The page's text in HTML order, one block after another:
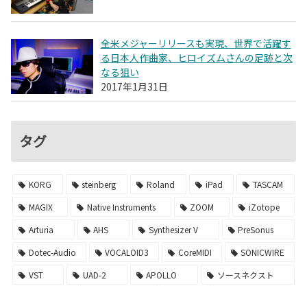
全米メジャーリリースも実現、世界で活躍す
る日本人作曲家、ヒロイズムさんの足跡と次
なる狙い
2017年1月31日
タグ
KORG steinberg Roland iPad
TASCAM
MAGIX
Native Instruments ZOOM
iZotope
Arturia
AHS Synthesizer V
PreSonus
Dotec-Audio
VOCALOID3 CoreMIDI
SONICWIRE
VST
UAD-2 APOLLO
ソースネクスト